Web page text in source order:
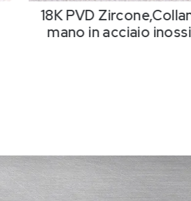
18K PVD
acciaio inossidabile